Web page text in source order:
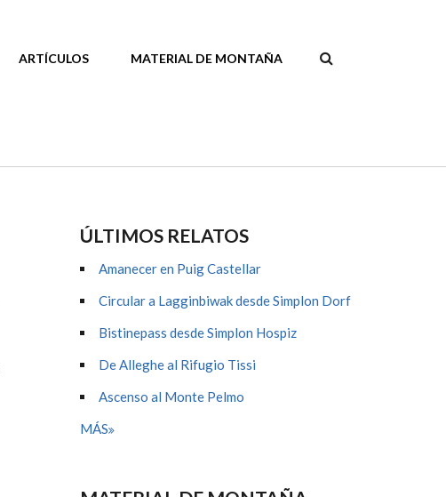
ARTÍCULOS MATERIAL DE MONTAÑA
ÚLTIMOS RELATOS
Amanecer en Puig Castellar
Circular a Lagginbiwak desde Simplon Dorf
Bistinepass desde Simplon Hospiz
De Alleghe al Rifugio Tissi
Ascenso al Monte Pelmo
MÁS